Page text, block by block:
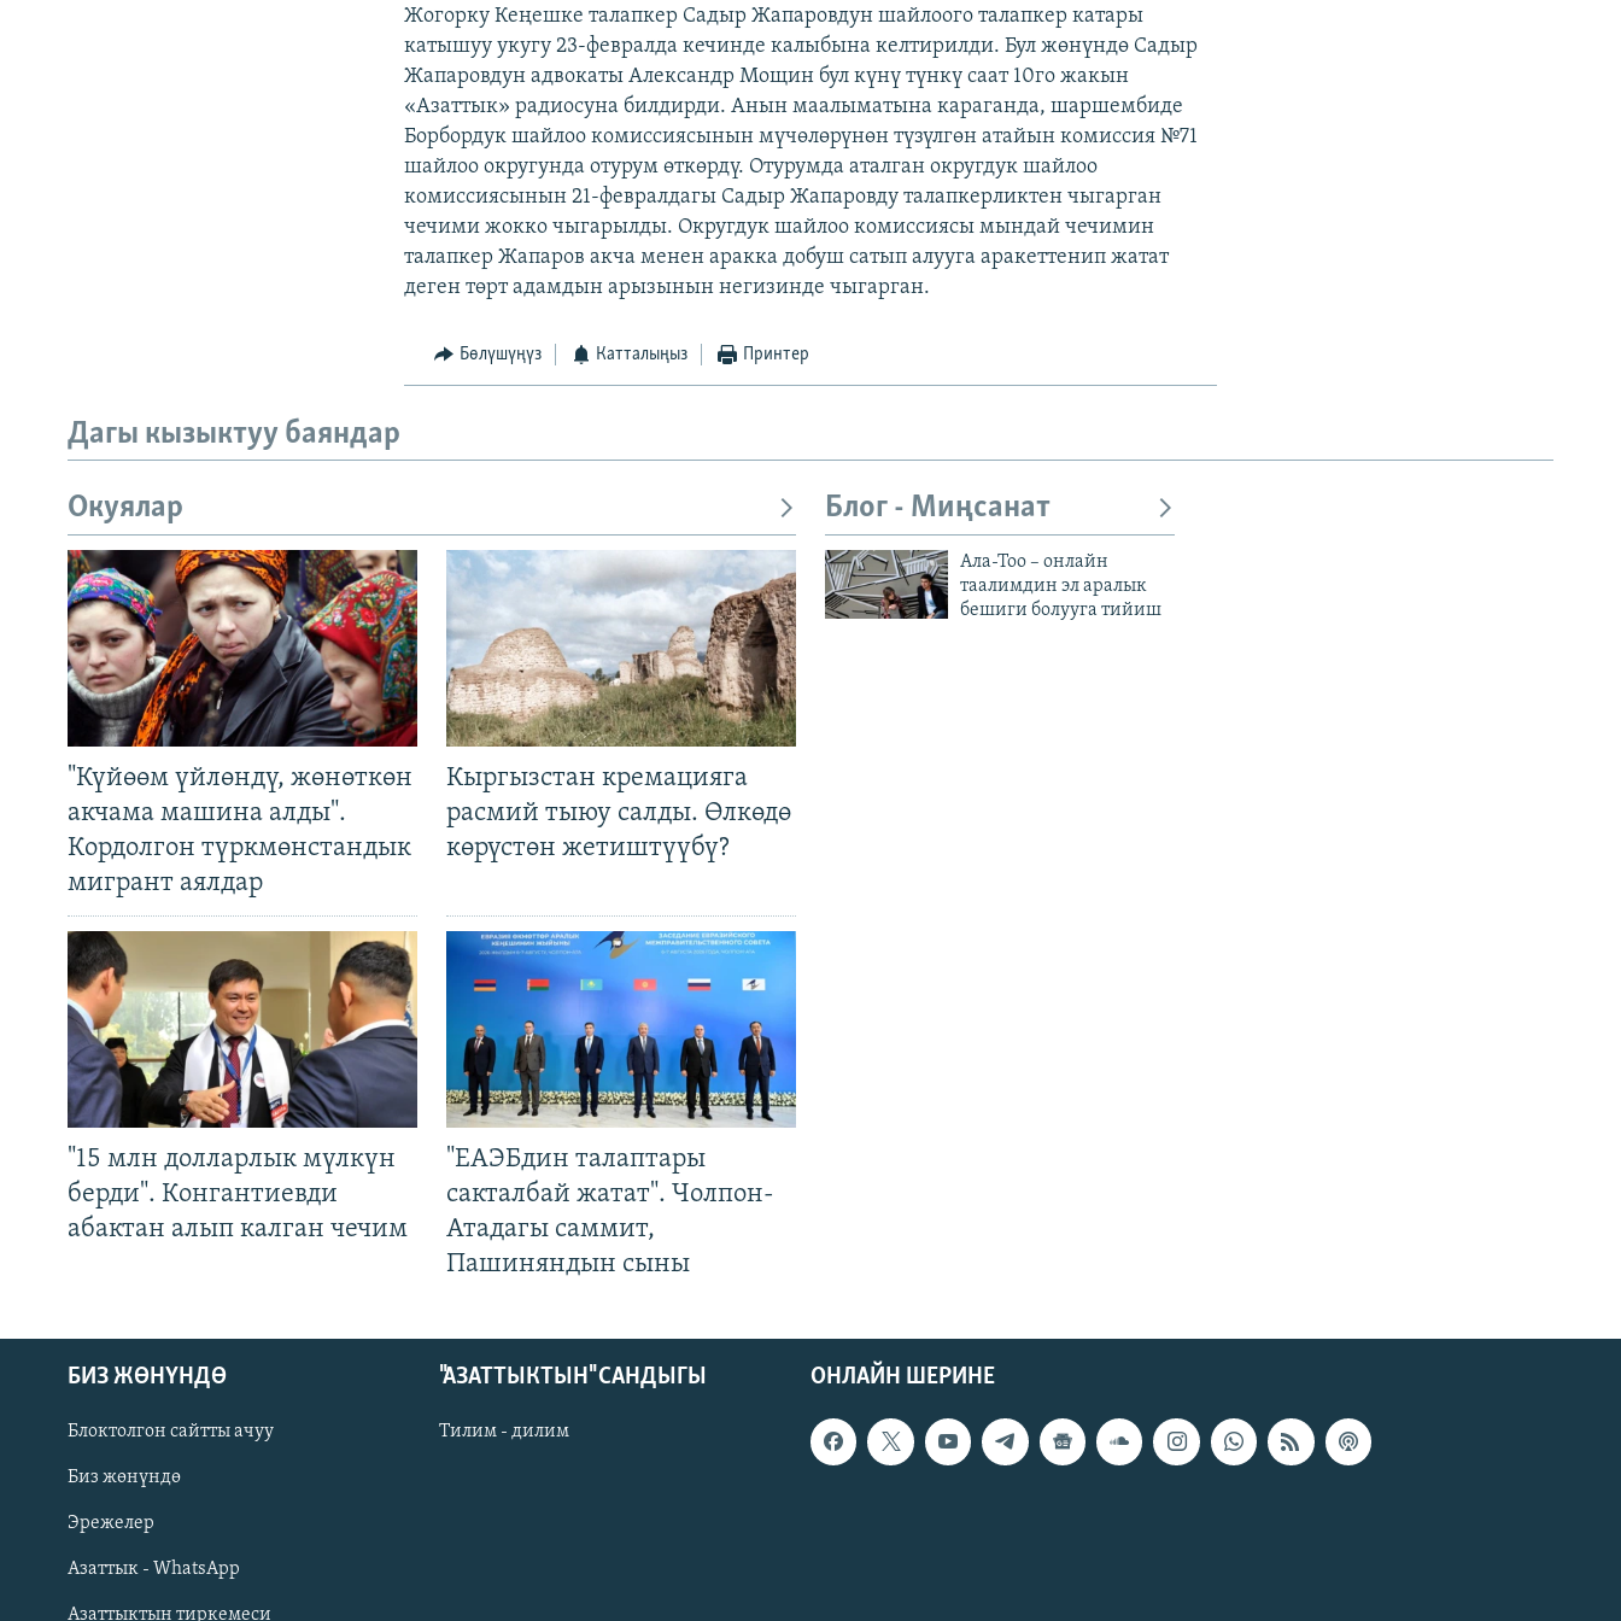
Русский
ОНЛАЙН ШЕРИНЕ
Жогорку Кеңешке талапкер Садыр Жапаровдун шайлоого талапкер катары
катышуу укугу 23-февралда кечинде калыбына келтирилди. Бул жөнүндө Садыр
Жапаровдун адвокаты Александр Мощин бул күнү түнкү саат 10го жакын
«Азаттык» радиосуна билдирди. Анын маалыматына караганда, шаршембиде
Борбордук шайлоо комиссиясынын мүчөлөрүнөн түзүлгөн атайын комиссия №71
шайлоо округунда отурум өткөрдү. Отурумда аталган округдук шайлоо
комиссиясынын 21-февралдагы Садыр Жапаровду талапкерликтен чыгарган
чечими жокко чыгарылды. Округдук шайлоо комиссиясы мындай чечимин
талапкер Жапаров акча менен аракка добуш сатып алууга аракеттенип жатат
деген төрт адамдын арызынын негизинде чыгарган.
Бөлүшүңүз Катталыңыз Принтер
Дагы кызыктуу баяндар
Окуялар
"Күйөөм үйлөндү, жөнөткөн
акчама машина алды".
Кордолгон түркмөнстандык
мигрант аялдар
Кыргызстан кремацияга
расмий тыюу салды. Өлкөдө
көрүстөн жетиштүүбү?
"15 млн долларлык мүлкүн
берди". Конгантиевди
абактан алып калган чечим
"ЕАЭБдин талаптары
сакталбай жатат". Чолпон-
Атадагы саммит,
Пашиняндын сыны
Блог - Миңсанат
Ала-Тоо – онлайн
таалимдин эл аралык
бешиги болууга тийиш
ОНЛАЙН ШЕРИНЕ
БИЗ ЖӨНҮНДӨ
Блоктолгон сайтты ачуу
Биз жөнүндө
Эрежелер
Азаттык - WhatsApp
Азаттыктын тиркемеси
"АЗАТТЫКТЫН" САНДЫГЫ
Тилим - дилим